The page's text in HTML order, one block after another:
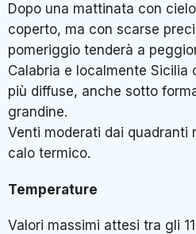
Dopo una mattinata con
coperto, ma con scarse
pomeriggio tenderà a
Calabria e localmente
più diffuse, anche sotto
grandine.
Venti moderati dai quadranti
calo termico.
Temperature
Valori massimi attesi tra gli